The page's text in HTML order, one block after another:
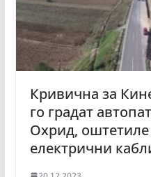
Кривична за
го градат
Охрид,
електрични